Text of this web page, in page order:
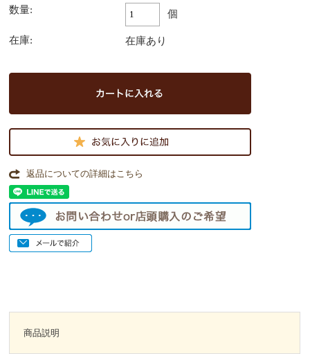
数量: 個
在庫: 在庫あり
返品についての詳細はこちら
商品説明